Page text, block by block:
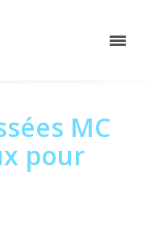
MC
pour